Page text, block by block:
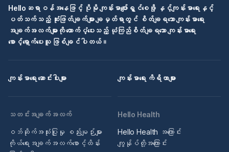
Helloဆရာဝန်အနေဖြင့် ပိုမို ကျန်းမာပျော်ရွှင်စေဖို့ နှင့်ကျန်းမာရေးနှင့်
ပတ်သက်သည့် ဆုံးဖြတ်ချက်များ ချမှတ်ရာတွင် စိတ်ချရသော ကျန်းမာရေး
အချက်အလက်များကို ထောက်ပံ့ပေးသည့် ယုံကြည်စိတ်ချရသော ကျန်းမာရေး
စောင့်ရှောက်ပေးသူ ဖြစ်ချင်ပါတယ်။
ကျန်းမာရေး ဆောင်းပါးများ ကျန်းမာရေး ကိရိယာများ
သတင်းအချက်အလက်
ဝဘ်ဆိုက်အသုံးပြုမှု စည်းမျဉ်းများ
ကိုယ်ရေးအချက်အလက်စောင့်ထိန်း
Hello Health
Hello Health အကြောင်း
ကျွန်ုပ်တို့အကြောင်း